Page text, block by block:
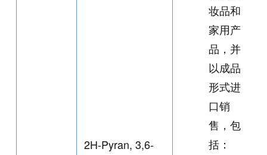
2H-Pyran, 3,6-
妆品和
家用产
品，并
以成品
形式进
口销
售，包
括：